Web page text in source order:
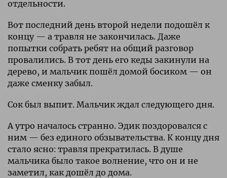
отдельности.
Вот последний день второй недели подошёл к
концу — а травля не закончилась. Даже
попытки собрать ребят на общий разговор
провалились. В тот день его кеды закинули на
дерево, и мальчик пошёл домой босиком — он
даже сменку забыл.
Сок был выпит. Мальчик ждал следующего дня.
А утро началось странно. Эдик поздоровался с
ним — без единого обзывательства. К концу дня
стало ясно: травля прекратилась. В душе
мальчика было такое волнение, что он и не
заметил, как дошёл до дома.